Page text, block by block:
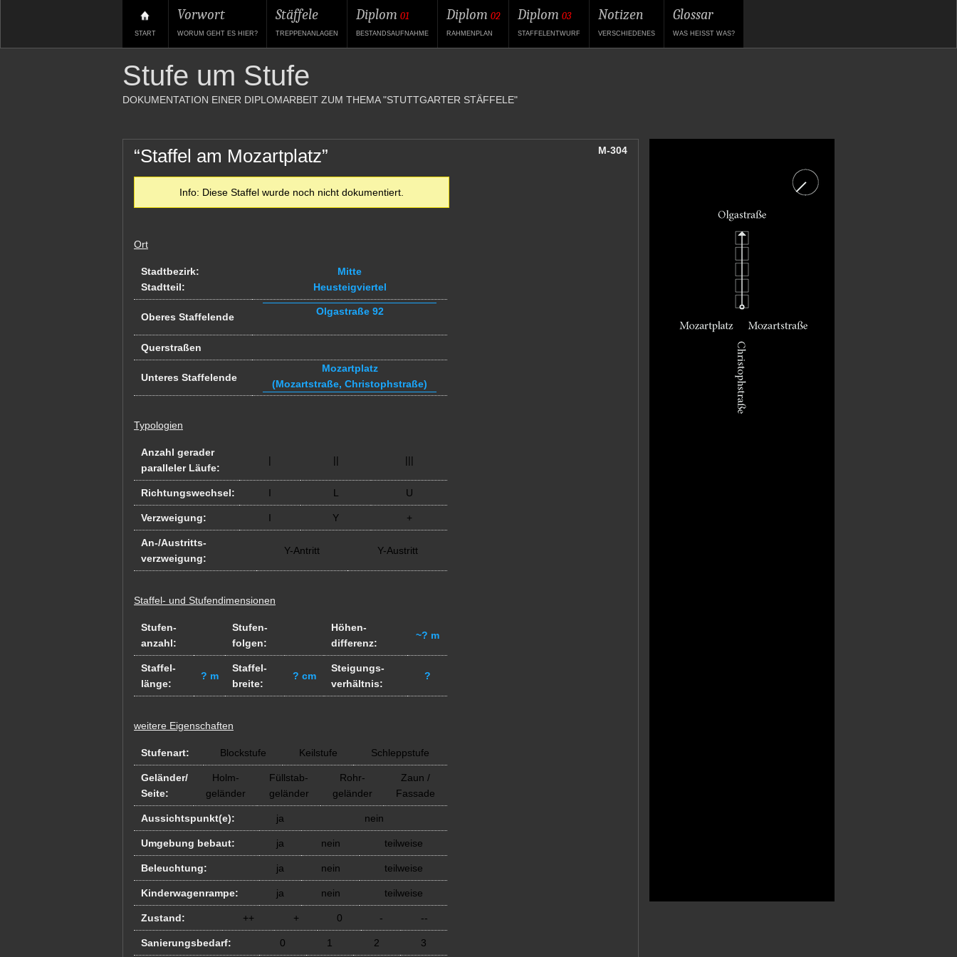
START
Vorwort
WORUM GEHT ES HIER?
Stäffele
TREPPENANLAGEN
Diplom 01
BESTANDSAUFNAHME
Diplom 02
RAHMENPLAN
Diplom 03
STAFFELENTWURF
Notizen
VERSCHIEDENES
Glossar
WAS HEISST WAS?
Stufe um Stufe
DOKUMENTATION EINER DIPLOMARBEIT ZUM THEMA "STUTTGARTER STÄFFELE"
“Staffel am Mozartplatz” M-304
Info: Diese Staffel wurde noch nicht dokumentiert.
Ort
Stadtbezirk:
Stadtteil:
Mitte
Heusteigviertel
Oberes Staffelende Olgastraße 92
Querstraßen
Unteres Staffelende
Mozartplatz
(Mozartstraße, Christophstraße)
Typologien
Anzahl gerader
paralleler Läufe:
| || |||
Richtungswechsel: I L U
Verzweigung: I Y +
An-/Austritts-
verzweigung:
Y-Antritt Y-Austritt
Staffel- und Stufendimensionen
Stufen-
anzahl:
Stufen-
folgen:
Höhen-
differenz:
~? m
Staffel-
länge:
? m
Staffel-
breite:
? cm
Steigungs-
verhältnis:
?
weitere Eigenschaften
Stufenart: Blockstufe Keilstufe Schleppstufe
Geländer/
Seite:
Holm-
geländer
Füllstab-
geländer
Rohr-
geländer
Zaun /
Fassade
Aussichtspunkt(e): ja nein
Umgebung bebaut: ja nein teilweise
Beleuchtung: ja nein teilweise
Kinderwagenrampe: ja nein teilweise
Zustand: ++ + 0 - --
Sanierungsbedarf: 0 1 2 3